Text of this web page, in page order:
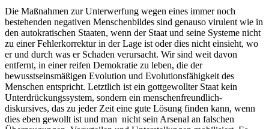
Die Maßnahmen zur Unterwerfung wegen eines immer noch
bestehenden negativen Menschenbildes sind genauso virulent wie in
den autokratischen Staaten, wenn der Staat und seine Systeme nicht
zu einer Fehlerkorrektur in der Lage ist oder dies nicht einsieht, wo
er und durch was er Schaden verursacht. Wir sind weit davon
entfernt, in einer reifen Demokratie zu leben, die der
bewusstseinsmäßigen Evolution und Evolutionsfähigkeit des
Menschen entspricht. Letztlich ist ein gottgewollter Staat kein
Unterdrückungssystem, sondern ein menschenfreundlich-
diskursives, das zu jeder Zeit eine gute Lösung finden kann, wenn
dies eben gewollt ist und man nicht sein Arsenal an falschen